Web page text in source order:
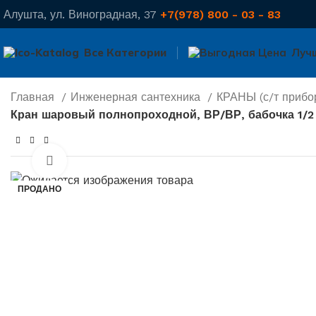
Алушта, ул. Виноградная, 37 +7(978) 800 - 03 - 83
Все Категории
Главная Инженерная сантехника КРАНЫ (с/т
Кран шаровый полнопроходной, ВР/ВР, бабочка 1/2
ПРОДАНО
Нажмите, чтобы увеличить